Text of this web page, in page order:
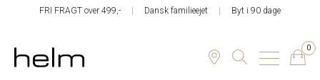
FRI FRAGT over 499,- Dansk familieejet Byt i 90 dage
0